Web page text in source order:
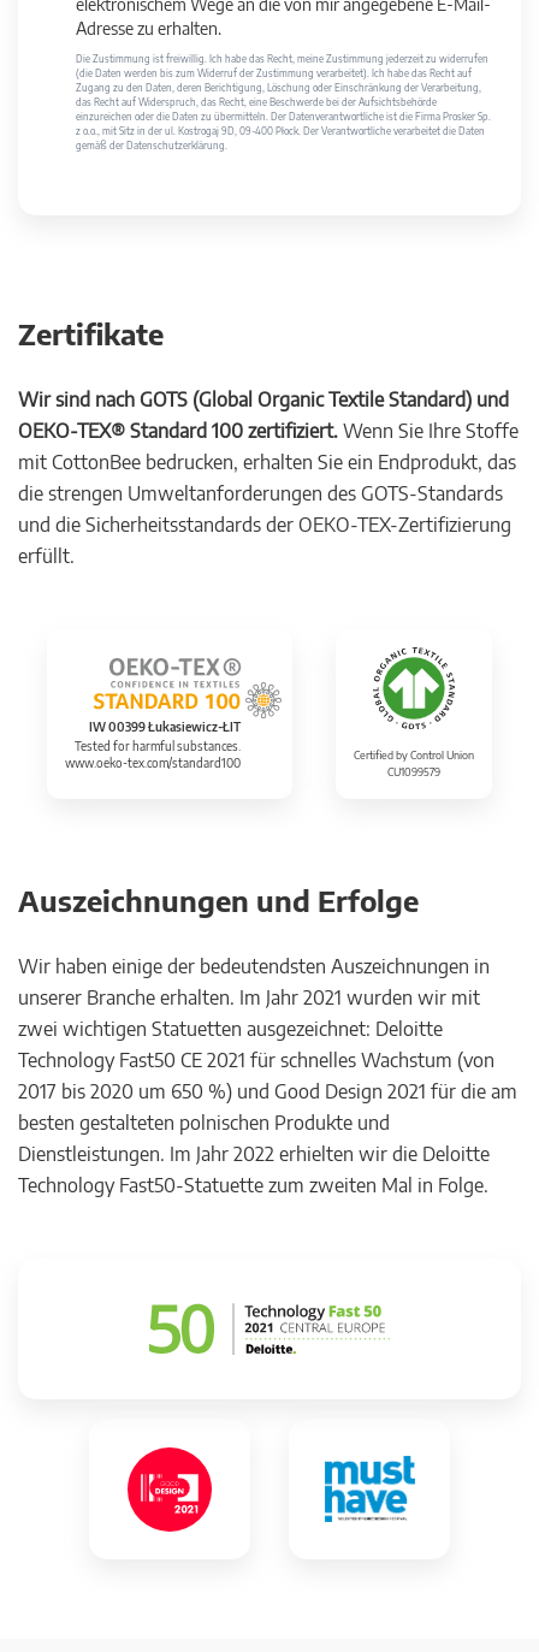
elektronischem Wege an die von mir angegebene E-Mail-
Adresse zu erhalten.
Die Zustimmung ist freiwillig. Ich habe das Recht, meine Zustimmung jederzeit zu widerrufen
(die Daten werden bis zum Widerruf der Zustimmung verarbeitet). Ich habe das Recht auf
Zugang zu den Daten, deren Berichtigung, Löschung oder Einschränkung der Verarbeitung,
das Recht auf Widerspruch, das Recht, eine Beschwerde bei der Aufsichtsbehörde
einzureichen oder die Daten zu übermitteln. Der Datenverantwortliche ist die Firma Prosker Sp.
z o.o., mit Sitz in der ul. Kostrogaj 9D, 09-400 Płock. Der Verantwortliche verarbeitet die Daten
gemäß der Datenschutzerklärung.
Zertifikate
Wir sind nach GOTS (Global Organic Textile Standard) und
OEKO-TEX® Standard 100 zertifiziert. Wenn Sie Ihre Stoffe
mit CottonBee bedrucken, erhalten Sie ein Endprodukt, das
die strengen Umweltanforderungen des GOTS-Standards
und die Sicherheitsstandards der OEKO-TEX-Zertifizierung
erfüllt.
IW 00399 Łukasiewicz-ŁIT
Tested for harmful substances.
www.oeko-tex.com/standard100
Certified by Control Union
CU1099579
Auszeichnungen und Erfolge
Wir haben einige der bedeutendsten Auszeichnungen in
unserer Branche erhalten. Im Jahr 2021 wurden wir mit
zwei wichtigen Statuetten ausgezeichnet: Deloitte
Technology Fast50 CE 2021 für schnelles Wachstum (von
2017 bis 2020 um 650 %) und Good Design 2021 für die am
besten gestalteten polnischen Produkte und
Dienstleistungen. Im Jahr 2022 erhielten wir die Deloitte
Technology Fast50-Statuette zum zweiten Mal in Folge.